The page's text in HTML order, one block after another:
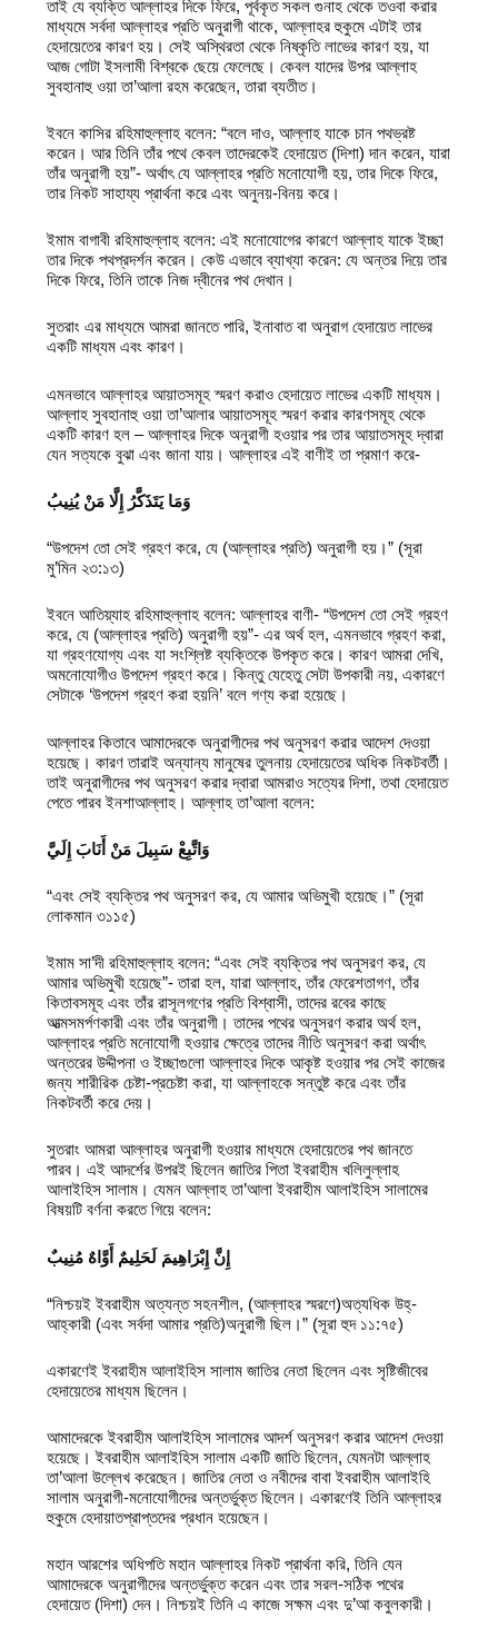
তাই যে ব্যক্তি আল্লাহর দিকে ফিরে, পূর্বকৃত সকল গুনাহ থেকে তওবা করার
মাধ্যমে সর্বদা আল্লাহর প্রতি অনুরাগী থাকে, আল্লাহর হুকুমে এটাই তার
হেদায়েতের কারণ হয়। সেই অস্থিরতা থেকে নিষ্কৃতি লাভের কারণ হয়, যা
আজ গোটা ইসলামী বিশ্বকে ছেয়ে ফেলেছে। কেবল যাদের উপর আল্লাহ
সুবহানাহু ওয়া তা’আলা রহম করেছেন, তারা ব্যতীত।
ইবনে কাসির রহিমাহুল্লাহ বলেন: “বলে দাও, আল্লাহ যাকে চান পথভ্রষ্ট
করেন। আর তিনি তাঁর পথে কেবল তাদেরকেই হেদায়েত (দিশা) দান করেন, যারা
তাঁর অনুরাগী হয়”- অর্থাৎ যে আল্লাহর প্রতি মনোযোগী হয়, তার দিকে ফিরে,
তার নিকট সাহায্য প্রার্থনা করে এবং অনুনয়-বিনয় করে।
ইমাম বাগাবী রহিমাহুল্লাহ বলেন: এই মনোযোগের কারণে আল্লাহ যাকে ইচ্ছা
তার দিকে পথপ্রদর্শন করেন। কেউ এভাবে ব্যাখ্যা করেন: যে অন্তর দিয়ে তার
দিকে ফিরে, তিনি তাকে নিজ দ্বীনের পথ দেখান।
সুতরাং এর মাধ্যমে আমরা জানতে পারি, ইনাবাত বা অনুরাগ হেদায়েত লাভের
একটি মাধ্যম এবং কারণ।
এমনভাবে আল্লাহর আয়াতসমূহ স্মরণ করাও হেদায়েত লাভের একটি মাধ্যম।
আল্লাহ সুবহানাহু ওয়া তা’আলার আয়াতসমূহ স্মরণ করার কারণসমূহ থেকে
একটি কারণ হল – আল্লাহর দিকে অনুরাগী হওয়ার পর তার আয়াতসমূহ দ্বারা
যেন সত্যকে বুঝা এবং জানা যায়। আল্লাহর এই বাণীই তা প্রমাণ করে-
وَمَا يَتَذَكَّرُ إِلَّا مَنْ يُنِيبُ
“উপদেশ তো সেই গ্রহণ করে, যে (আল্লাহর প্রতি) অনুরাগী হয়।” (সূরা
মু’মিন ২৩:১৩)
ইবনে আতিয়্যাহ রহিমাহুল্লাহ বলেন: আল্লাহর বাণী- “উপদেশ তো সেই গ্রহণ
করে, যে (আল্লাহর প্রতি) অনুরাগী হয়”- এর অর্থ হল, এমনভাবে গ্রহণ করা,
যা গ্রহণযোগ্য এবং যা সংশ্লিষ্ট ব্যক্তিকে উপকৃত করে। কারণ আমরা দেখি,
অমনোযোগীও উপদেশ গ্রহণ করে। কিন্তু যেহেতু সেটা উপকারী নয়, একারণে
সেটাকে ‘উপদেশ গ্রহণ করা হয়নি’ বলে গণ্য করা হয়েছে।
আল্লাহর কিতাবে আমাদেরকে অনুরাগীদের পথ অনুসরণ করার আদেশ দেওয়া
হয়েছে। কারণ তারাই অন্যান্য মানুষের তুলনায় হেদায়েতের অধিক নিকটবর্তী।
তাই অনুরাগীদের পথ অনুসরণ করার দ্বারা আমরাও সত্যের দিশা, তথা হেদায়েত
পেতে পারব ইনশাআল্লাহ। আল্লাহ তা’আলা বলেন:
وَاتَّبِعْ سَبِيلَ مَنْ أَنَابَ إِلَيَّ
“এবং সেই ব্যক্তির পথ অনুসরণ কর, যে আমার অভিমুখী হয়েছে।” (সূরা
লোকমান ৩১১৫)
ইমাম সা’দী রহিমাহুল্লাহ বলেন: “এবং সেই ব্যক্তির পথ অনুসরণ কর, যে
আমার অভিমুখী হয়েছে”- তারা হল, যারা আল্লাহ, তাঁর ফেরেশতাগণ, তাঁর
কিতাবসমূহ এবং তাঁর রাসূলগণের প্রতি বিশ্বাসী, তাদের রবের কাছে
আত্মসমর্পণকারী এবং তাঁর অনুরাগী। তাদের পথের অনুসরণ করার অর্থ হল,
আল্লাহর প্রতি মনোযোগী হওয়ার ক্ষেত্রে তাদের নীতি অনুসরণ করা অর্থাৎ
অন্তরের উদ্দীপনা ও ইচ্ছাগুলো আল্লাহর দিকে আকৃষ্ট হওয়ার পর সেই কাজের
জন্য শারীরিক চেষ্টা-প্রচেষ্টা করা, যা আল্লাহকে সন্তুষ্ট করে এবং তাঁর
নিকটবর্তী করে দেয়।
সুতরাং আমরা আল্লাহর অনুরাগী হওয়ার মাধ্যমে হেদায়েতের পথ জানতে
পারব। এই আদর্শের উপরই ছিলেন জাতির পিতা ইবরাহীম খলিলুল্লাহ
আলাইহিস সালাম। যেমন আল্লাহ তা’আলা ইবরাহীম আলাইহিস সালামের
বিষয়টি বর্ণনা করতে গিয়ে বলেন:
إِنَّ إِبْرَاهِيمَ لَحَلِيمٌ أَوَّاهٌ مُنِيبٌ
“নিশ্চয়ই ইবরাহীম অত্যন্ত সহনশীল, (আল্লাহর স্মরণে)অত্যধিক উহ্-
আহ্কারী (এবং সর্বদা আমার প্রতি)অনুরাগী ছিল।” (সূরা হুদ ১১:৭৫)
একারণেই ইবরাহীম আলাইহিস সালাম জাতির নেতা ছিলেন এবং সৃষ্টিজীবের
হেদায়েতের মাধ্যম ছিলেন।
আমাদেরকে ইবরাহীম আলাইহিস সালামের আদর্শ অনুসরণ করার আদেশ দেওয়া
হয়েছে। ইবরাহীম আলাইহিস সালাম একটি জাতি ছিলেন, যেমনটা আল্লাহ
তা’আলা উল্লেখ করেছেন। জাতির নেতা ও নবীদের বাবা ইবরাহীম আলাইহি
সালাম অনুরাগী-মনোযোগীদের অন্তর্ভুক্ত ছিলেন। একারণেই তিনি আল্লাহর
হুকুমে হেদায়াতপ্রাপ্তদের প্রধান হয়েছেন।
মহান আরশের অধিপতি মহান আল্লাহর নিকট প্রার্থনা করি, তিনি যেন
আমাদেরকে অনুরাগীদের অন্তর্ভুক্ত করেন এবং তার সরল-সঠিক পথের
হেদায়েত (দিশা) দেন। নিশ্চয়ই তিনি এ কাজে সক্ষম এবং দু’আ কবুলকারী।